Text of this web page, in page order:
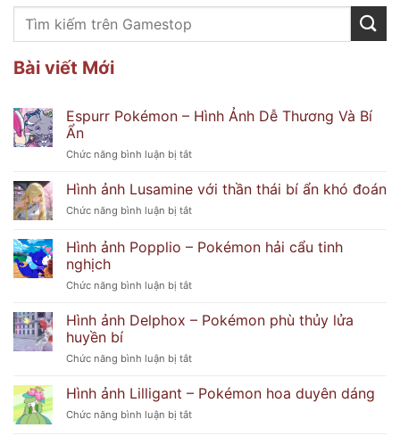
Bài viết Mới
Espurr Pokémon – Hình Ảnh Dễ Thương Và Bí
Ẩn
Chức năng bình luận bị tắtở
Pokémon
–
Hình
Dễ
Bí
Hình ảnh Lusamine với thần thái bí ẩn khó đoán
Chức năng bình luận bị tắtở
ảnh
Lusamine
thần
đoán
Hình ảnh Popplio – Pokémon hải cẩu tinh
nghịch
Chức năng bình luận bị tắtở
ảnh
Popplio
Pokémon
cẩu
nghịch
Hình ảnh Delphox – Pokémon phù thủy lửa
huyền bí
Chức năng bình luận bị tắtở
ảnh
Delphox
–
Hình ảnh Lilligant – Pokémon hoa duyên dáng
Chức năng bình luận bị tắtở